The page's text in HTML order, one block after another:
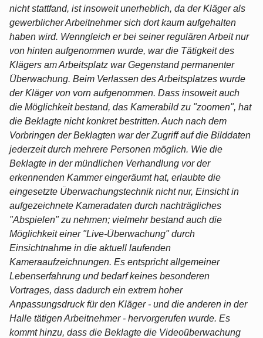
nicht stattfand, ist insoweit unerheblich, da der Kläger als
gewerblicher Arbeitnehmer sich dort kaum aufgehalten
haben wird. Wenngleich er bei seiner regulären Arbeit nur
von hinten aufgenommen wurde, war die Tätigkeit des
Klägers am Arbeitsplatz war Gegenstand permanenter
Überwachung. Beim Verlassen des Arbeitsplatzes wurde
der Kläger von vorn aufgenommen. Dass insoweit auch
die Möglichkeit bestand, das Kamerabild zu "zoomen", hat
die Beklagte nicht konkret bestritten. Auch nach dem
Vorbringen der Beklagten war der Zugriff auf die Bilddaten
jederzeit durch mehrere Personen möglich. Wie die
Beklagte in der mündlichen Verhandlung vor der
erkennenden Kammer eingeräumt hat, erlaubte die
eingesetzte Überwachungstechnik nicht nur, Einsicht in
aufgezeichnete Kameradaten durch nachträgliches
"Abspielen" zu nehmen; vielmehr bestand auch die
Möglichkeit einer "Live-Überwachung" durch
Einsichtnahme in die aktuell laufenden
Kameraaufzeichnungen. Es entspricht allgemeiner
Lebenserfahrung und bedarf keines besonderen
Vortrages, dass dadurch ein extrem hoher
Anpassungsdruck für den Kläger - und die anderen in der
Halle tätigen Arbeitnehmer - hervorgerufen wurde. Es
kommt hinzu, dass die Beklagte die Videoüberwachung